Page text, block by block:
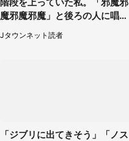
魔邪魔邪魔」と後ろの人に唱え
られて（神奈川県・30代女性）
Jタウンネット読者
「ジブリに出てきそう」「ノス